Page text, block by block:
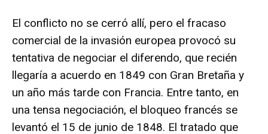
El conflicto no se cerró allí, pero el fracaso
comercial de la invasión europea provocó su
tentativa de negociar el diferendo, que recién
llegaría a acuerdo en 1849 con Gran Bretaña y
un año más tarde con Francia. Entre tanto, en
una tensa negociación, el bloqueo francés se
levantó el 15 de junio de 1848. El tratado que